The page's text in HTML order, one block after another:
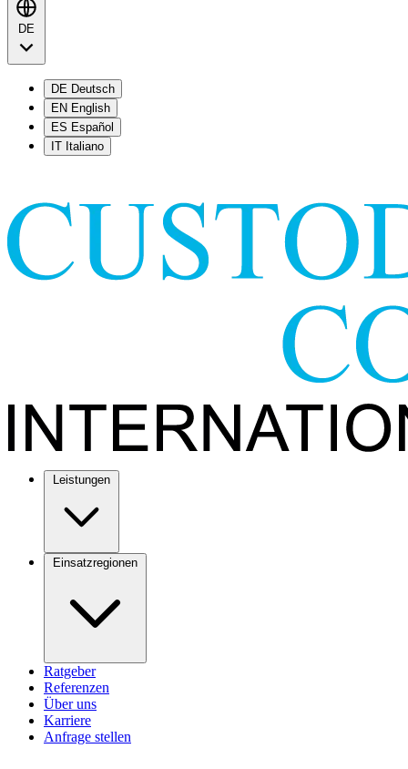
DE
DE Deutsch
EN English
ES Español
IT Italiano
Ratgeber
Referenzen
Über uns
Karriere
Anfrage stellen